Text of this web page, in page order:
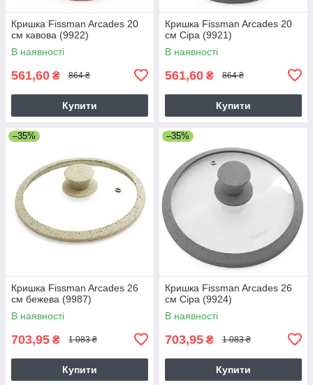
Кришка Fissman Arcades 20
см кавова (9922)
В наявності
561,60 ₴ 864 ₴
Купити
Кришка Fissman Arcades 20
см Сіра (9921)
В наявності
561,60 ₴ 864 ₴
Купити
–35%
Кришка Fissman Arcades 26
см бежева (9987)
В наявності
703,95 ₴ 1 083 ₴
Купити
–35%
Кришка Fissman Arcades 26
см Сіра (9924)
В наявності
703,95 ₴ 1 083 ₴
Купити